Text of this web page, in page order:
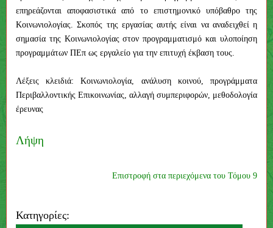
επηρεάζονται αποφασιστικά από το επιστημονικό υπόβαθρο της
Κοινωνιολογίας. Σκοπός της εργασίας αυτής είναι να αναδειχθεί η
σημασία της Κοινωνιολογίας στον προγραμματισμό και υλοποίηση
προγραμμάτων ΠΕπ ως εργαλείο για την επιτυχή έκβαση τους.
Λέξεις κλειδιά: Κοινωνιολογία, ανάλυση κοινού, προγράμματα
Περιβαλλοντικής Επικοινωνίας, αλλαγή συμπεριφορών, μεθοδολογία
έρευνας
Λήψη
Επιστροφή στα περιεχόμενα του Τόμου 9
Κατηγορίες: